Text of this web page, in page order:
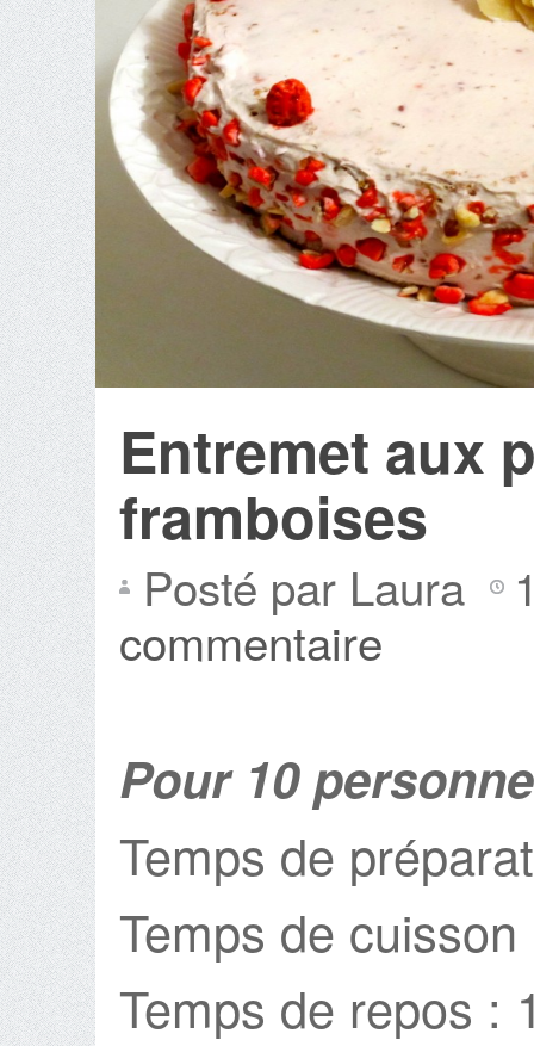
Entremet aux
framboises
Posté par Laura
commentaire
Pour 10
Temps de
Temps de
Temps de repos :